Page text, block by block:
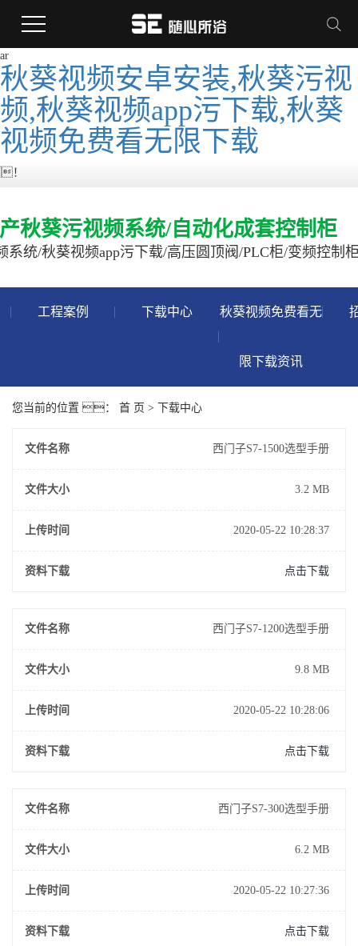
ar
秋葵视频安卓安装,秋葵污视
频,秋葵视频app污下载,秋葵
视频免费看无限下载
！
秋葵污视频系统/自动化成套控制柜
系统/秋葵视频app污下载/高压圆顶阀/PLC柜/变频控制
工程案例 下载中心 秋葵视频免费看无
限下载资讯
无限下载
您当前的位置 ： 首 页 > 下载中心
文件名称 西门子S7-1500选型手册
文件大小 3.2 MB
上传时间 2020-05-22 10:28:37
资料下载 点击下载
文件名称 西门子S7-1200选型手册
文件大小 9.8 MB
上传时间 2020-05-22 10:28:06
资料下载 点击下载
文件名称 西门子S7-300选型手册
文件大小 6.2 MB
上传时间 2020-05-22 10:27:36
资料下载 点击下载